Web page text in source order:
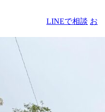
LINEで相談 お